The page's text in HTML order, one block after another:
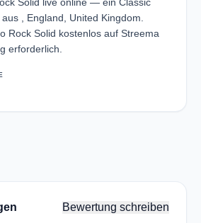
, England, United Kingdom.
Rock Solid kostenlos auf Streema
erforderlich.
Bewertung schreiben